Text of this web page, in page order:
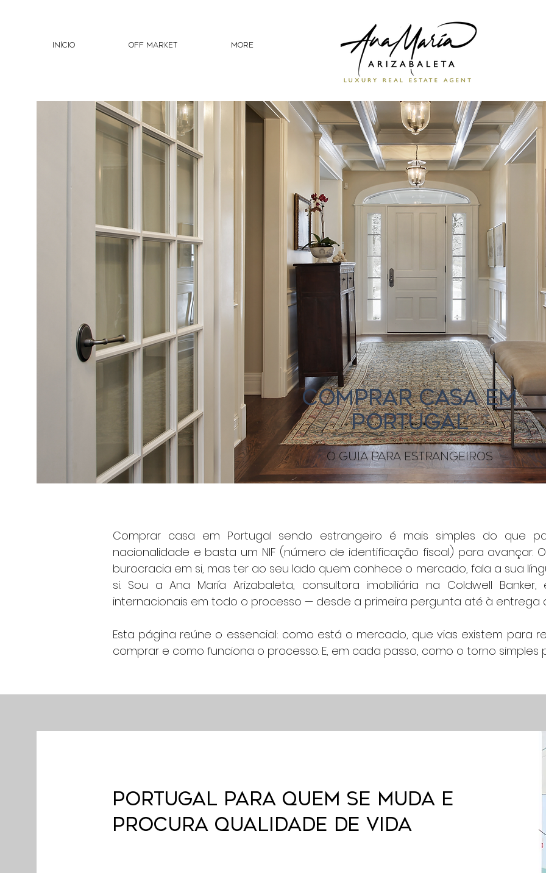
INíCIO OFF MARKET More
COMPRAR CASA EM
PORTUGAL
o guia para estrangeiros
Comprar casa em Portugal sendo estrangeiro é mais simples do que
nacionalidade e basta um NIF (número de identificação fiscal) para avançar.
burocracia em si, mas ter ao seu lado quem conhece o mercado, fala a sua
si. Sou a Ana María Arizabaleta, consultora imobiliária na Coldwell
internacionais em todo o processo — desde a primeira pergunta até à entrega
Esta página reúne o essencial: como está o mercado, que vias existem para
comprar e como funciona o processo. E, em cada passo, como o torno simples
PORTUGAL PARA QUEM SE MUDA E
PROCURA QUALIDADE DE VIDA